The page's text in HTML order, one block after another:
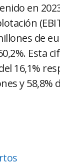
en
de
Esta
16,1%
y 58,8%